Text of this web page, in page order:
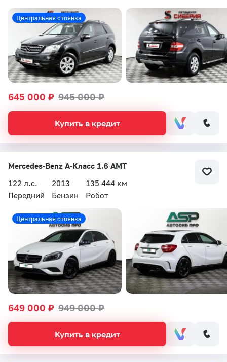
645 000 ₽ 945 000 ₽
Центральная стоянка
Купить в кредит
Mercedes-Benz A-Класс 1.6 AMT
122 л.с.
2013
135 444 км
Передний
Бензин Робот
649 000 ₽ 949 000 ₽
Центральная стоянка
Купить в кредит